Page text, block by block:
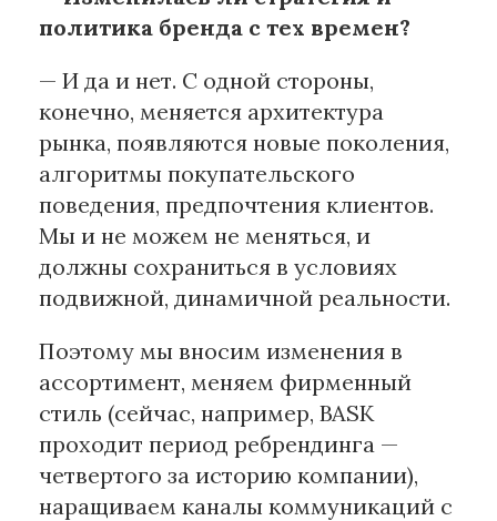
политика бренда с тех времен?
— И да и нет. С одной стороны,
конечно, меняется архитектура
рынка, появляются новые поколения,
алгоритмы покупательского
поведения, предпочтения клиентов.
Мы и не можем не меняться, и
должны сохраниться в условиях
подвижной, динамичной реальности.
Поэтому мы вносим изменения в
ассортимент, меняем фирменный
стиль (сейчас, например, BASK
проходит период ребрендинга —
четвертого за историю компании),
наращиваем каналы коммуникаций с